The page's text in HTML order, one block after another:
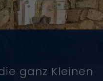
ganz Kleinen